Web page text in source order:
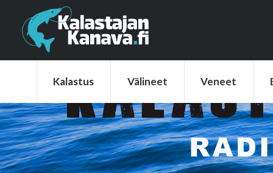
Kalastus Välineet Veneet
Kalastus Välineet